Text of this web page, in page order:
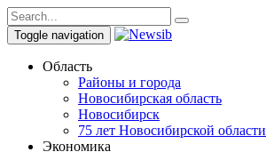
Toggle navigation
Область
Районы и города
Новосибирская область
Новосибирск
75 лет Новосибирской области
Экономика